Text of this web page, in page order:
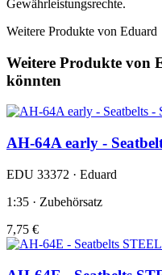
Gewährleistungsrechte.
Weitere Produkte von Eduard
Weitere Produkte von
könnten
AH-64A early -
EDU 33372 · Eduard
1:35 · Zubehörsatz
7,75 €